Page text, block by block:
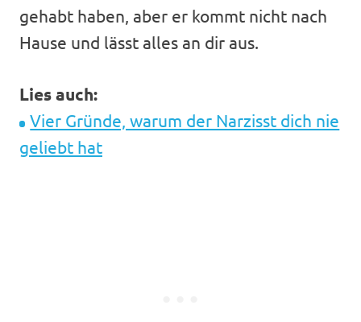
gehabt haben, aber er kommt nicht nach
Hause und lässt alles an dir aus.
Lies auch:
Vier Gründe, warum der Narzisst dich nie
geliebt hat